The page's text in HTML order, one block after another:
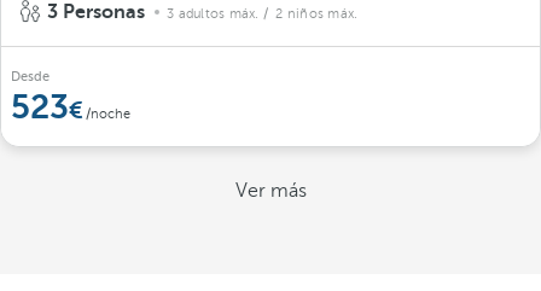
3 Personas 3 adultos máx. / 2 niños máx.
Desde
523 /noche
Ver más